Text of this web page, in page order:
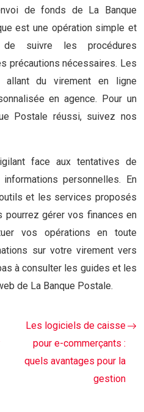
de fonds de La Banque
est une opération simple et
suivre les procédures
précautions nécessaires. Les
allant du virement en ligne
en agence. Pour un
Postale réussi, suivez nos
face aux tentatives de
personnelles. En
et les services proposés
pourrez gérer vos finances en
vos opérations en toute
sur votre virement vers
à consulter les guides et les
de La Banque Postale.
Les logiciels de caisse
pour e-commerçants :
quels avantages pour la
gestion